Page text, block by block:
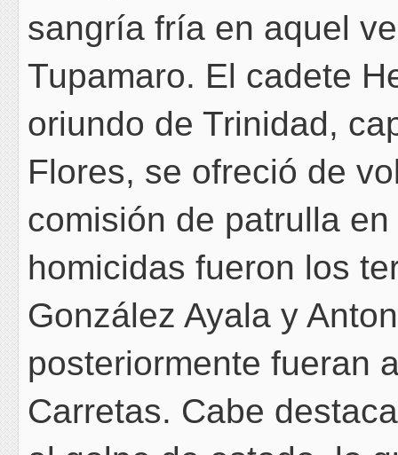
sangría fría en aquel
Tupamaro. El cadete
oriundo de Trinidad,
Flores, se ofreció de
comisión de patrulla
homicidas fueron los
González Ayala y
posteriormente fueran
Carretas. Cabe